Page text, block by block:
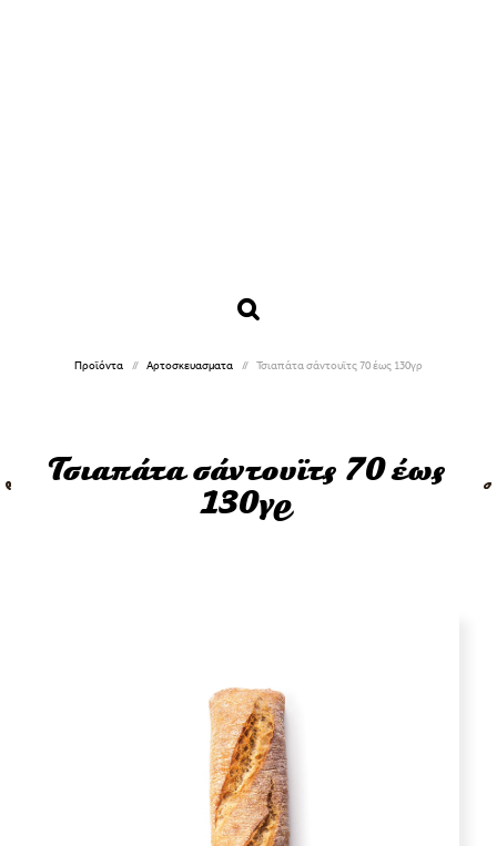
Προϊόντα Αρτοσκευασματα Τσιαπάτα σάντουϊτς 70 έως 130γρ
Τσιαπάτα σάντουϊτς 70 έως
130γρ